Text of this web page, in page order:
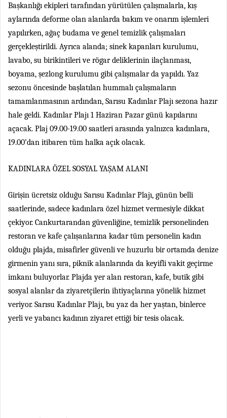
Başkanlığı ekipleri tarafından yürütülen çalışmalarla, kış
aylarında deforme olan alanlarda bakım ve onarım işlemleri
yapılırken, ağaç budama ve genel temizlik çalışmaları
gerçekleştirildi. Ayrıca alanda; sinek kapanları kurulumu,
lavabo, su birikintileri ve rögar deliklerinin ilaçlanması,
boyama, şezlong kurulumu gibi çalışmalar da yapıldı. Yaz
sezonu öncesinde başlatılan hummalı çalışmaların
tamamlanmasının ardından, Sarısu Kadınlar Plajı sezona hazır
hale geldi. Kadınlar Plajı 1 Haziran Pazar günü kapılarını
açacak. Plaj 09.00-19.00 saatleri arasında yalnızca kadınlara,
19.00’dan itibaren tüm halka açık olacak.
KADINLARA ÖZEL SOSYAL YAŞAM ALANI
Girişin ücretsiz olduğu Sarısu Kadınlar Plajı, günün belli
saatlerinde, sadece kadınlara özel hizmet vermesiyle dikkat
çekiyor. Cankurtarandan güvenliğine, temizlik personelinden
restoran ve kafe çalışanlarına kadar tüm personelin kadın
olduğu plajda, misafirler güvenli ve huzurlu bir ortamda denize
girmenin yanı sıra, piknik alanlarında da keyifli vakit geçirme
imkanı buluyorlar. Plajda yer alan restoran, kafe, butik gibi
sosyal alanlar da ziyaretçilerin ihtiyaçlarına yönelik hizmet
veriyor. Sarısu Kadınlar Plajı, bu yaz da her yaştan, binlerce
yerli ve yabancı kadının ziyaret ettiği bir tesis olacak.